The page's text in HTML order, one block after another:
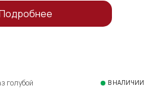
голубой В НАЛИЧИИ